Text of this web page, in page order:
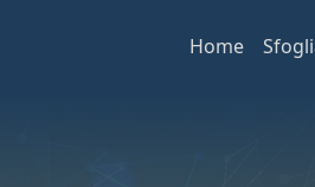
Home